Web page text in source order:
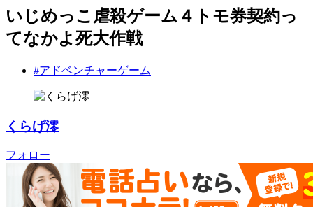
いじめっこ虐殺ゲーム４トモ券契約っ
てなかよ死大作戦
#アドベンチャーゲーム
くらげ澪
フォロー